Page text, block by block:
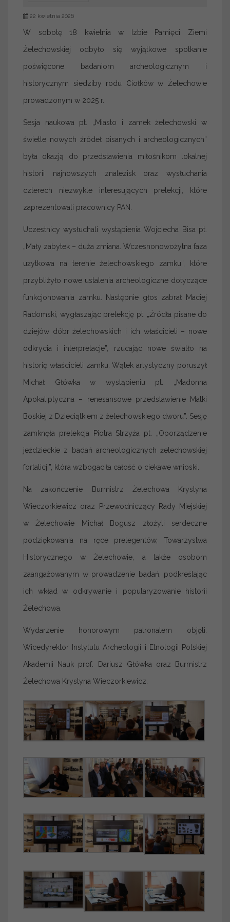
22 kwietnia 2026
W sobotę 18 kwietnia w Izbie Pamięci Ziemi
Żelechowskiej odbyło się wyjątkowe spotkanie
poświęcone badaniom archeologicznym i
historycznym siedziby rodu Ciołków w Żelechowie
prowadzonym w 2025 r.
Sesja naukowa pt. „Miasto i zamek żelechowski w
świetle nowych źródeł pisanych i archeologicznych”
była okazją do przedstawienia miłośnikom lokalnej
historii najnowszych znalezisk oraz wysłuchania
czterech niezwykle interesujących prelekcji, które
zaprezentowali pracownicy PAN.
Uczestnicy wysłuchali wystąpienia Wojciecha Bisa pt.
„Mały zabytek – duża zmiana. Wczesnonowożytna faza
użytkowa na terenie żelechowskiego zamku”, które
przybliżyło nowe ustalenia archeologiczne dotyczące
funkcjonowania zamku. Następnie głos zabrał Maciej
Radomski, wygłaszając prelekcję pt. „Źródła pisane do
dziejów dóbr żelechowskich i ich właścicieli – nowe
odkrycia i interpretacje”, rzucając nowe światło na
historię właścicieli zamku. Wątek artystyczny poruszył
Michał Główka w wystąpieniu pt. „Madonna
Apokaliptyczna – renesansowe przedstawienie Matki
Boskiej z Dzieciątkiem z żelechowskiego dworu”. Sesję
zamknęła prelekcja Piotra Strzyża pt. „Oporządzenie
jeździeckie z badań archeologicznych żelechowskiej
fortalicji”, która wzbogaciła całość o ciekawe wnioski.
Na zakończenie Burmistrz Żelechowa Krystyna
Wieczorkiewicz oraz Przewodniczący Rady Miejskiej
w Żelechowie Michał Bogusz złożyli serdeczne
podziękowania na ręce prelegentów, Towarzystwa
Historycznego w Żelechowie, a także osobom
zaangażowanym w prowadzenie badań, podkreślając
ich wkład w odkrywanie i popularyzowanie historii
Żelechowa.
Wydarzenie honorowym patronatem objęli:
Wicedyrektor Instytutu Archeologii i Etnologii Polskiej
Akademii Nauk prof. Dariusz Główka oraz Burmistrz
Żelechowa Krystyna Wieczorkiewicz.